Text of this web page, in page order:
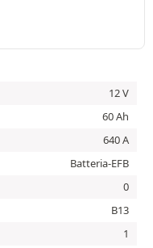
12 V
60 Ah
640 A
Batteria-EFB
0
B13
1